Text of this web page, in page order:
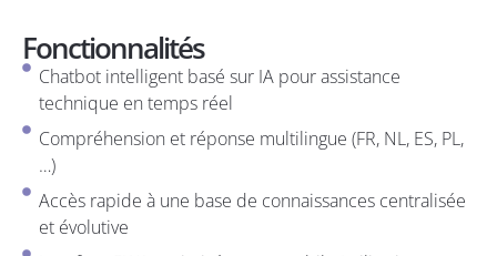
Fonctionnalités
Chatbot intelligent basé sur IA pour assistance
technique en temps réel
Compréhension et réponse multilingue (FR, NL, ES, PL,
…)
Accès rapide à une base de connaissances centralisée
et évolutive